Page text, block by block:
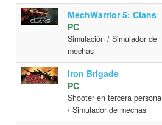
MechWarrior 5: Clans
PC
Simulación / Simulador de
mechas
Iron Brigade
PC
Shooter en tercera persona
/ Simulador de mechas